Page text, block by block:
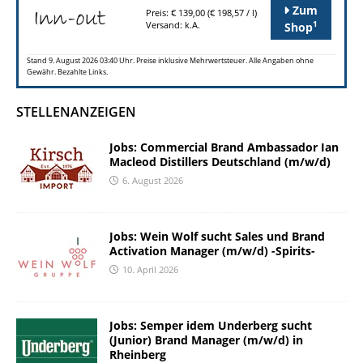
Preis: € 139,00 (€ 198,57 / l)
Versand: k.A.
Zum
Shop1
Stand 9. August 2026 03:40 Uhr. Preise inklusive Mehrwertsteuer. Alle Angaben ohne
Gewähr. Bezahlte Links.
STELLENANZEIGEN
Jobs: Commercial Brand Ambassador Ian
Macleod Distillers Deutschland (m/w/d)
6. August 2026
Jobs: Wein Wolf sucht Sales und Brand
Activation Manager (m/w/d) -Spirits-
10. April 2026
Jobs: Semper idem Underberg sucht
(Junior) Brand Manager (m/w/d) in
Rheinberg